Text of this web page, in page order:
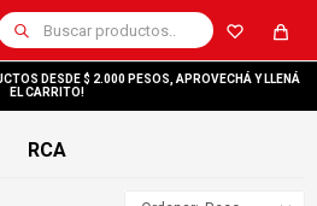
DESDE $ 2.000 PESOS, APROVECHÁ Y LLENÁ
EL CARRITO!
RCA